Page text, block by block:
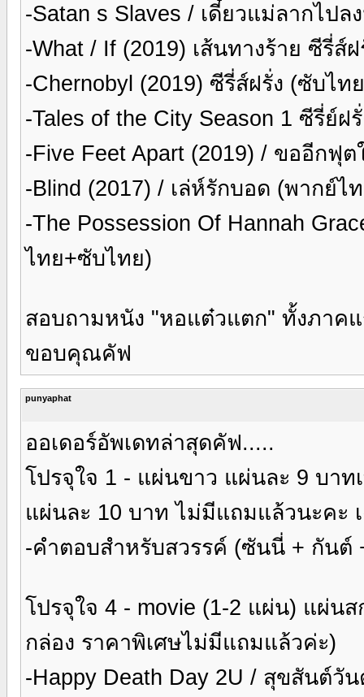
-Satan s Slaves / เดี๋ยวแม่ลากไป
-What / If (2019) เส้นทางร้าย ซีรี่ส์
-Chernobyl (2019) ซีรี่ส์ฝรั่ง (ซับไท
-Tales of the City Season 1 ซีรี่ย์
-Five Feet Apart (2019) / ขออีกฟุ
-Blind (2017) / เล่ห์รักบอด (พากย์ไ
-The Possession Of Hannah
ไทย+ซับไทย)
สอบถามหนัง "หอแต๋วแตก" ทั้งภาค
ขอบคุณคัฟ
punyaphat
ออเดอร์อัพเดทล่าสุดคัฟ.....
โปรจุใจ 1 - แผ่นขาว แผ่นละ 9 บา
แผ่นละ 10 บาท ไม่มีแถมแล้วนะคะ
-คำตอบสำหรับสวรรค์ (ซันนี่ + กัน
โปรจุใจ 4 - movie (1-2 แผ่น) แผ่น
กล่อง ราคาพิเศษไม่มีแถมแล้วค่ะ)
-Happy Death Day 2U / สุขสันต์วั